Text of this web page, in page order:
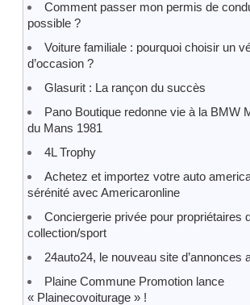
Comment passer mon permis de
possible ?
Voiture familiale : pourquoi choisir un
d’occasion ?
Glasurit : La rançon du succès
Pano Boutique redonne vie à la BMW
du Mans 1981
4L Trophy
Achetez et importez votre auto
sérénité avec Americaronline
Conciergerie privée pour propriétaires
collection/sport
24auto24, le nouveau site d’annonces
Plaine Commune Promotion lance
« Plainecovoiturage » !